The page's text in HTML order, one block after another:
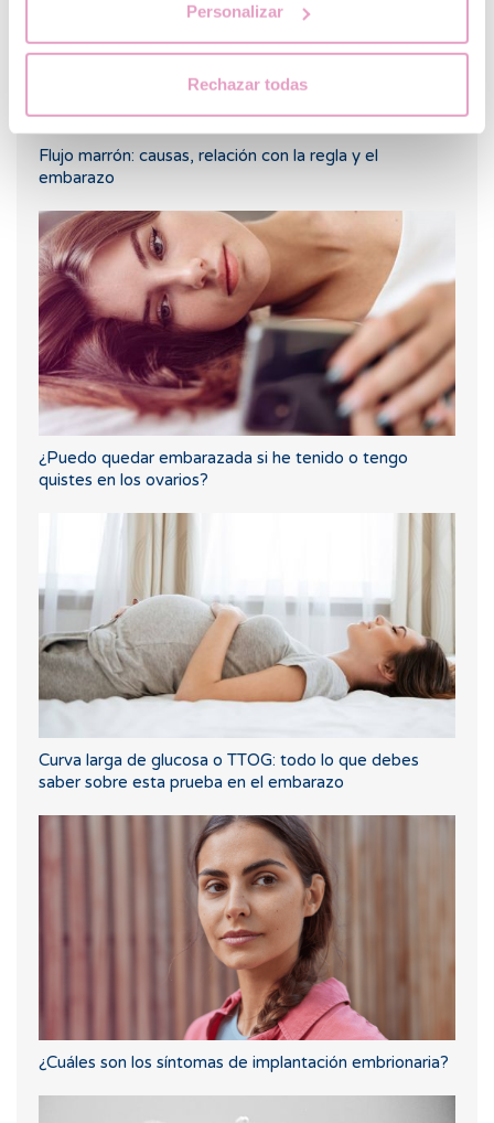
Personalizar
Rechazar todas
Flujo marrón: causas, relación con la regla y el
embarazo
¿Puedo quedar embarazada si he tenido o tengo
quistes en los ovarios?
Curva larga de glucosa o TTOG: todo lo que debes
saber sobre esta prueba en el embarazo
¿Cuáles son los síntomas de implantación embrionaria?